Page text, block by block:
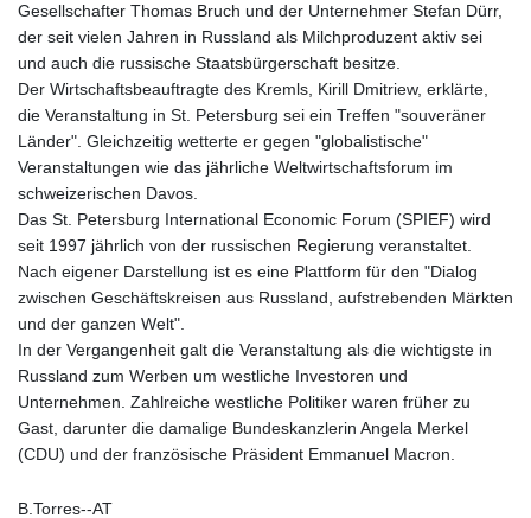
Gesellschafter Thomas Bruch und der Unternehmer Stefan Dürr,
der seit vielen Jahren in Russland als Milchproduzent aktiv sei
und auch die russische Staatsbürgerschaft besitze.
Der Wirtschaftsbeauftragte des Kremls, Kirill Dmitriew, erklärte,
die Veranstaltung in St. Petersburg sei ein Treffen "souveräner
Länder". Gleichzeitig wetterte er gegen "globalistische"
Veranstaltungen wie das jährliche Weltwirtschaftsforum im
schweizerischen Davos.
Das St. Petersburg International Economic Forum (SPIEF) wird
seit 1997 jährlich von der russischen Regierung veranstaltet.
Nach eigener Darstellung ist es eine Plattform für den "Dialog
zwischen Geschäftskreisen aus Russland, aufstrebenden Märkten
und der ganzen Welt".
In der Vergangenheit galt die Veranstaltung als die wichtigste in
Russland zum Werben um westliche Investoren und
Unternehmen. Zahlreiche westliche Politiker waren früher zu
Gast, darunter die damalige Bundeskanzlerin Angela Merkel
(CDU) und der französische Präsident Emmanuel Macron.
B.Torres--AT